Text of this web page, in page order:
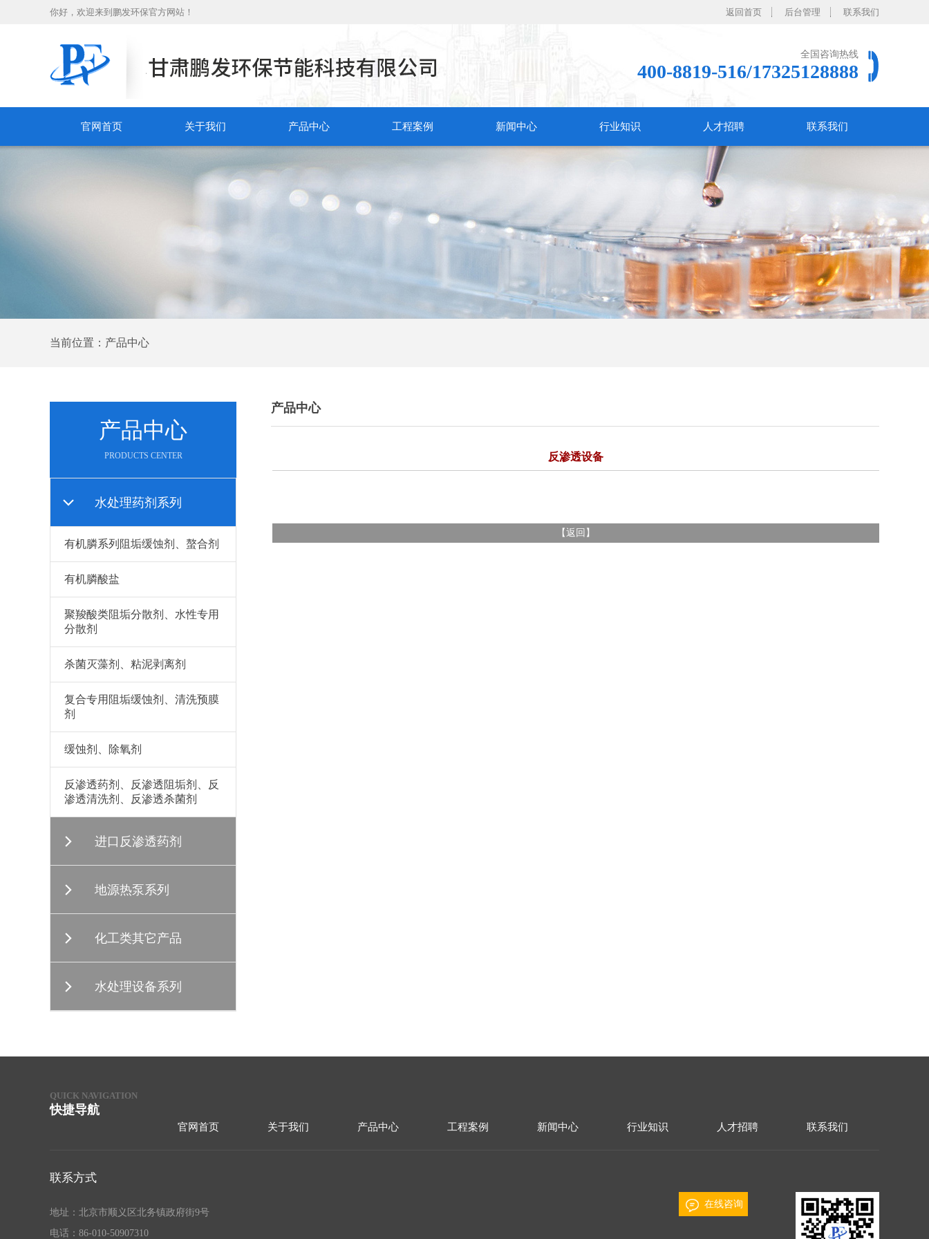
你好，欢迎来到鹏发环保官方网站！ 返回首页 后台管理 联系我们
全国咨询热线
400-8819-516/17325128888
官网首页 关于我们 产品中心 工程案例 新闻中心 行业知识 人才招聘 联系我们
当前位置：产品中心
产品中心
PRODUCTS CENTER
水处理药剂系列
有机膦系列阻垢缓蚀剂、螯合剂
有机膦酸盐
聚羧酸类阻垢分散剂、水性专用
分散剂
杀菌灭藻剂、粘泥剥离剂
复合专用阻垢缓蚀剂、清洗预膜
剂
缓蚀剂、除氧剂
反渗透药剂、反渗透阻垢剂、反
渗透清洗剂、反渗透杀菌剂
进口反渗透药剂
地源热泵系列
化工类其它产品
水处理设备系列
产品中心
反渗透设备
【 返回 】
QUICK NAVIGATION
快捷导航
官网首页 关于我们 产品中心 工程案例 新闻中心 行业知识 人才招聘 联系我们
联系方式
地址：北京市顺义区北务镇政府街9号
电话：86-010-50907310
在线咨询